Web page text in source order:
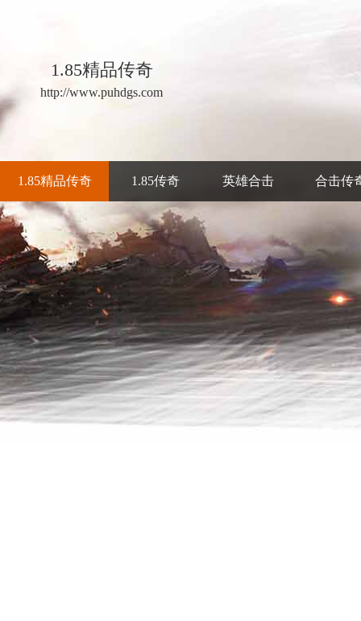
1.85精品传奇
http://www.puhdgs.com
1.85精品传奇 1.85传奇 英雄合击 合击传